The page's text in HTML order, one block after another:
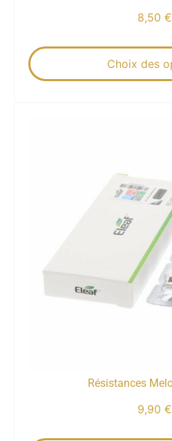
8,50 €
Choix des
Résistances
9,90 €